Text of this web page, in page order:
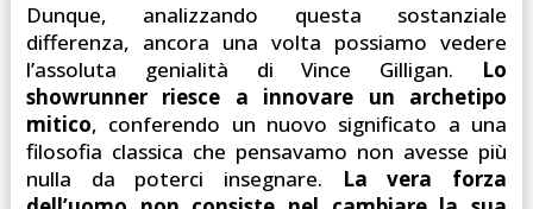
Dunque, analizzando questa sostanziale
differenza, ancora una volta possiamo vedere
l’assoluta genialità di Vince Gilligan. Lo
showrunner riesce a innovare un archetipo
mitico, conferendo un nuovo significato a una
filosofia classica che pensavamo non avesse più
nulla da poterci insegnare. La vera forza